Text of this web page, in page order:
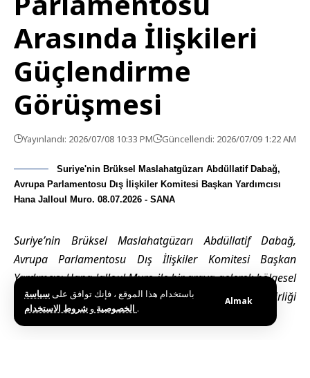
باستخدام هذا الموقع ، فإنك توافق علىسياسة
الخصوصية و .
Almak
Arasında İlişkileri
Güçlendirme
Görüşmesi
Yayınlandı: 2026/07/08 10:33 PM Güncellendi: 2026/07/09 1:22 AM
Suriye'nin Brüksel Maslahatgüzarı Abdüllatif Dabağ,
Avrupa Parlamentosu Dış İlişkiler Komitesi Başkan Yardımcısı
Hana Jalloul Muro. 08.07.2026 - SANA
Suriye’nin Brüksel Maslahatgüzarı Abdüllatif Dabağ,
Avrupa Parlamentosu Dış İlişkiler Komitesi Başkan
Yardımcısı Hana Jalloul Muro ile bir araya gelerek bölgesel
ve uluslararası gelişmeler ile iki taraf arasındaki işbirliği
imkanlarını ele aldı.